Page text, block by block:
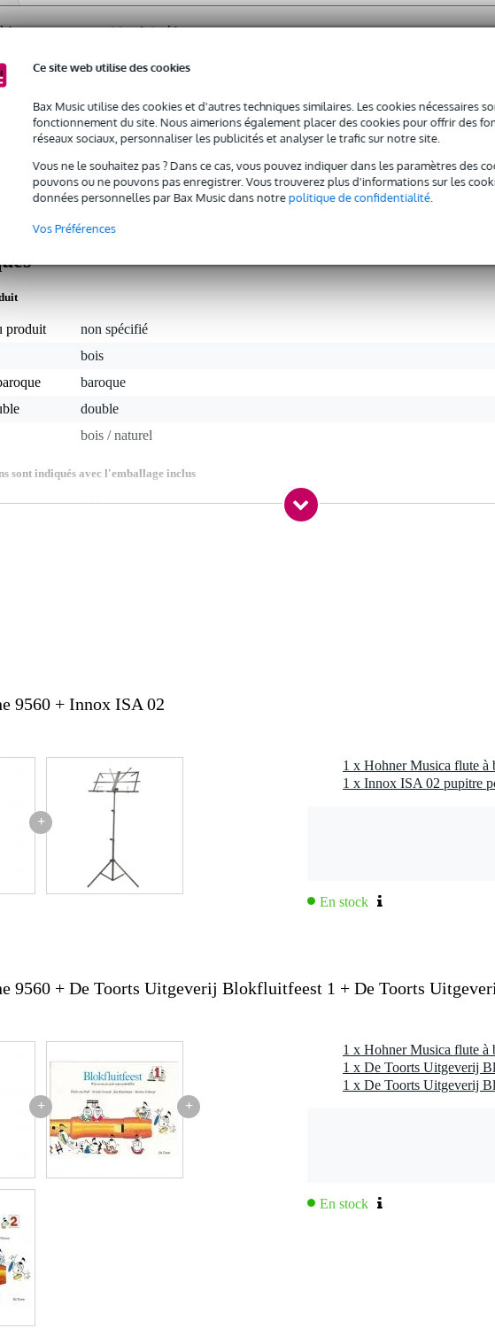
Ce site web utilise des cookies
Bax Music utilise des cookies et d'autres techniques similaires. Les cookies nécessaires
fonctionnement du site. Nous aimerions également placer des cookies pour offrir des
réseaux sociaux, personnaliser les publicités et analyser le trafic sur notre site.
Vous ne le souhaitez pas ? Dans ce cas, vous pouvez indiquer dans les paramètres des
pouvons ou ne pouvons pas enregistrer. Vous trouverez plus d'informations sur les
données personnelles par Bax Music dans notrepolitique de confidentialité.
Vos Préférences
bec soprano en poirier doigté baroque
service
: Vous bénéficiez de 3 ans de garantie sur ce produit.
garantie sur ce produit.
en Do Hohner Musica B9560 est faite en bois de poirier. Elle se compose de deux
utilisée dans les écoles de musique car elle convient très bien aux enfants grâce à son
produit
non spécifié
bois
baroque
double
bois / naturel
sont indiqués avec l'emballage inclus
130 gr
9560 + Innox ISA 02
+
1 x Innox ISA 02 pupitre
En stock
9560 + De Toorts Uitgeverij Blokfluitfeest 1 + De Toorts
+ +
En stock